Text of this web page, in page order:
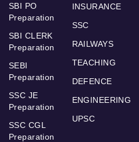
SBI PO
Preparation
SBI CLERK
Preparation
SEBI
Preparation
SSC JE
Preparation
SSC CGL
Preparation
INSURANCE
SSC
RAILWAYS
TEACHING
DEFENCE
ENGINEERING
UPSC